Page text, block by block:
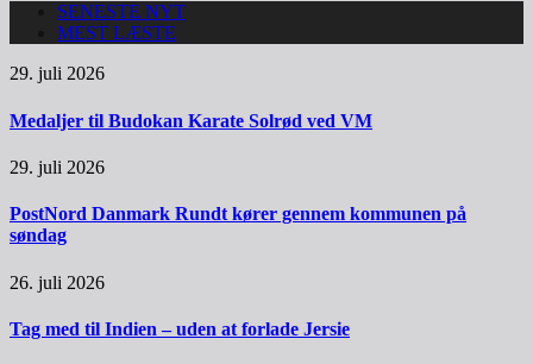
SENESTE NYT
MEST LÆSTE
29. juli 2026
Medaljer til Budokan Karate Solrød ved VM
29. juli 2026
PostNord Danmark Rundt kører gennem kommunen på
søndag
26. juli 2026
Tag med til Indien – uden at forlade Jersie